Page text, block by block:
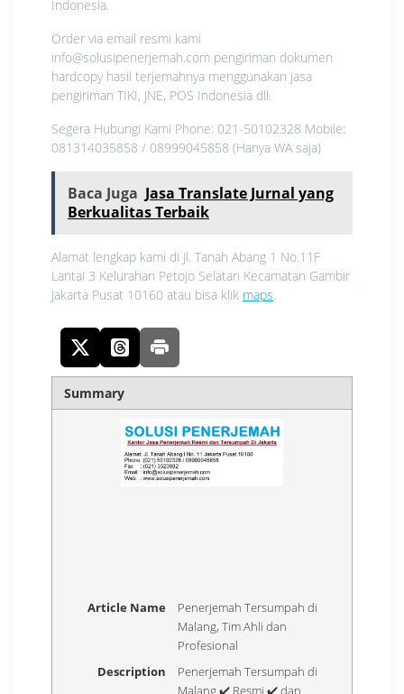
Indonesia.
Order via email resmi kami
info@solusipenerjemah.com pengiriman dokumen
hardcopy hasil terjemahnya menggunakan jasa
pengiriman TIKI, JNE, POS Indonesia dll.
Segera Hubungi Kami Phone: 021-50102328 Mobile:
081314035858 / 08999045858 (Hanya WA saja)
Baca Juga Jasa Translate Jurnal yang
Berkualitas Terbaik
Alamat lengkap kami di Jl. Tanah Abang 1 No.11F
Lantai 3 Kelurahan Petojo Selatan Kecamatan Gambir
Jakarta Pusat 10160 atau bisa klik maps.
Summary
Article Name
Penerjemah Tersumpah di
Malang, Tim Ahli dan
Profesional
Description
Penerjemah Tersumpah di
Malang ✔️ Resmi ✔️ dan